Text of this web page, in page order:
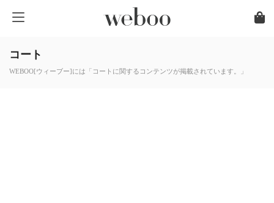
コート
WEBOO[ウィーブー]には「コートに関するコンテンツが掲載されています。」